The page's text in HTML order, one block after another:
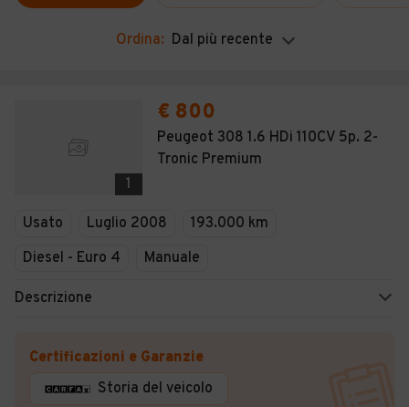
Auto Nuove
Noleggio a lungo termine
Camper
Veicoli Commerciali
Ordina: Dal più recente
1
€ 800
Peugeot 308 1.6 HDi 110CV 5p. 2-
Tronic Premium
Usato Luglio 2008
193.000 km
Diesel - Euro 4
Manuale
Descrizione
Certificazioni e Garanzie
Storia del veicolo